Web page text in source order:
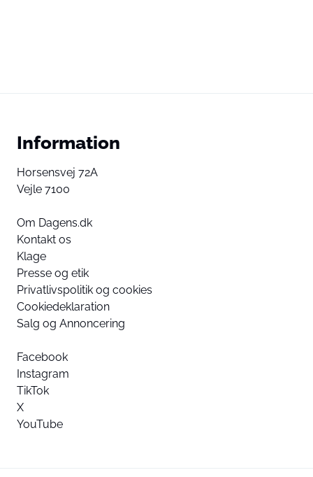
Information
Horsensvej 72A
Vejle 7100
Om Dagens.dk
Kontakt os
Klage
Presse og etik
Privatlivspolitik og cookies
Cookiedeklaration
Salg og Annoncering
Facebook
Instagram
TikTok
X
YouTube